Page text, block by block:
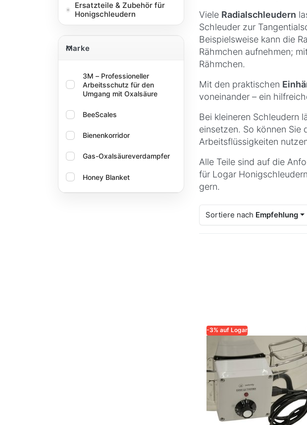
Ersatzteile & Zubehör für
Honigschleudern
Marke
Marke
3M – Professioneller
Arbeitsschutz für den
Umgang mit Oxalsäure
BeeScales
Bienenkorridor
Gas-Oxalsäureverdampfer
Honey Blanket
Viele Radialschleudern
Schleuder zur
Beispielsweise kann die
Rähmchen aufnehmen;
Rähmchen.
Mit den praktischen
voneinander – ein
Bei kleineren Schleudern
einsetzen. So können Sie
Arbeitsflüssigkeiten
Alle Teile sind auf die
für Logar
gern.
Sortiere nach Empfehlung
-3% auf Logar
LOGAR – QUALITÄT UND
ZUVERLÄSSIGKEIT FÜR
IMKER
Bodenheizung
für
Honigschleuder
Ø 63 cm inkl.